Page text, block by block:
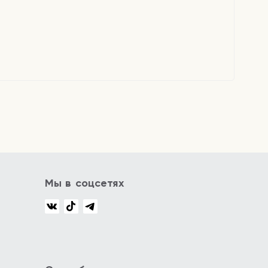
Мы в соцсетях